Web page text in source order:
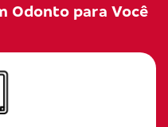
Odonto para Você